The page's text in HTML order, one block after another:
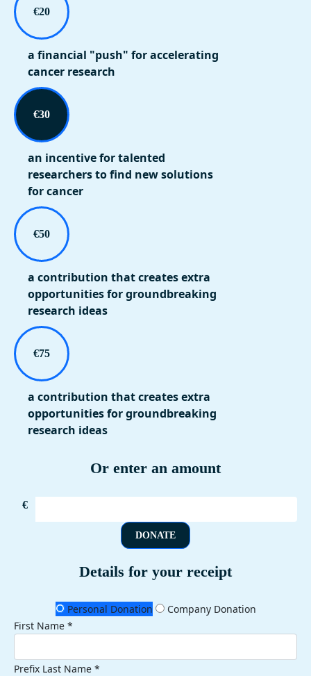
€20
a financial "push" for accelerating
cancer research
€30
an incentive for talented
researchers to find new solutions
for cancer
€50
a contribution that creates extra
opportunities for groundbreaking
research ideas
€75
a contribution that creates extra
opportunities for groundbreaking
research ideas
Or enter an amount
€
DONATE
Details for your receipt
Personal Donation
Company Donation
First Name *
Prefix Last Name *